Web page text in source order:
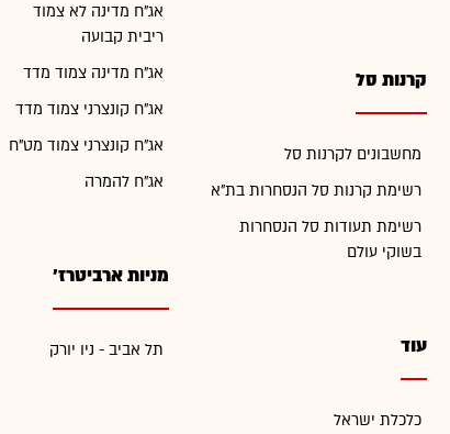
קרנות סל
מחשבונים לקרנות סל
רשימת קרנות סל הנסחרות בת"א
רשימת תעודות סל הנסחרות
בשוקי עולם
עוד
כלכלת ישראל
אג"ח מדינה לא צמוד
ריבית קבועה
אג"ח מדינה צמוד מדד
אג"ח קונצרני צמוד מדד
אג"ח קונצרני צמוד מט"ח
אג"ח להמרה
מניות ארביטרז'
תל אביב - ניו יורק